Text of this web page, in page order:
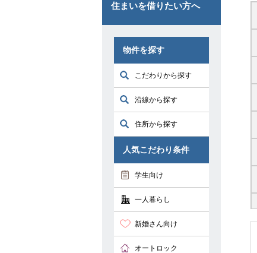
住まいを借りたい方へ
物件を探す
こだわりから探す
沿線から探す
住所から探す
人気こだわり条件
学生向け
一人暮らし
新婚さん向け
オートロック